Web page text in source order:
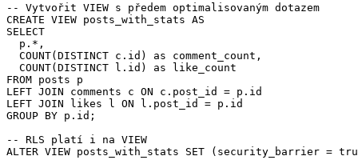
-- Vytvořit VIEW s předem optimalisovaným dotazem
CREATE VIEW posts_with_stats AS
SELECT
  p.*,
  COUNT(DISTINCT c.id) as comment_count,
  COUNT(DISTINCT l.id) as like_count
FROM posts p
LEFT JOIN comments c ON c.post_id = p.id
LEFT JOIN likes l ON l.post_id = p.id
GROUP BY p.id;
-- RLS platí i na VIEW
ALTER VIEW posts_with_stats SET (security_barrier =